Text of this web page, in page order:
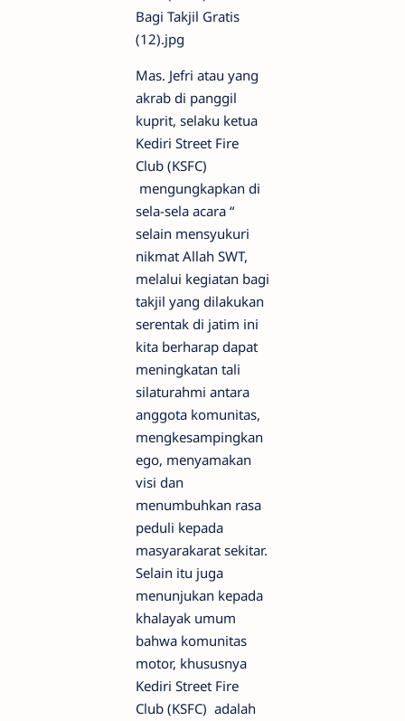
Mas. Jefri atau yang
akrab di panggil
kuprit, selaku ketua
Kediri Street Fire
Club (KSFC)
mengungkapkan di
sela-sela acara “
selain mensyukuri
nikmat Allah SWT,
melalui kegiatan bagi
takjil yang dilakukan
serentak di jatim ini
kita berharap dapat
meningkatan tali
silaturahmi antara
anggota komunitas,
mengkesampingkan
ego, menyamakan
visi dan
menumbuhkan rasa
peduli kepada
masyarakarat sekitar.
Selain itu juga
menunjukan kepada
khalayak umum
bahwa komunitas
motor, khususnya
Kediri Street Fire
Club (KSFC) adalah